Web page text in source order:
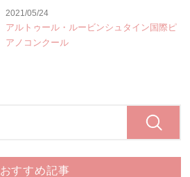
2021/05/24
アルトゥール・ルービンシュタイン国際ピ
アノコンクール
おすすめ記事